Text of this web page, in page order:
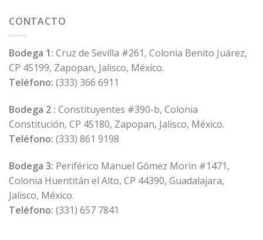
CONTACTO
Bodega 1: Cruz de Sevilla #261, Colonia Benito Juárez,
CP 45199, Zapopan, Jalisco, México.
Teléfono: (333) 366 6911
Bodega 2 : Constituyentes #390-b, Colonia
Constitución, CP 45180, Zapopan, Jalisco, México.
Teléfono: (333) 861 9198
Bodega 3: Periférico Manuel Gómez Morin #1471,
Colonia Huentitán el Alto, CP 44390, Guadalajara,
Jalisco, México.
Teléfono: (331) 657 7841